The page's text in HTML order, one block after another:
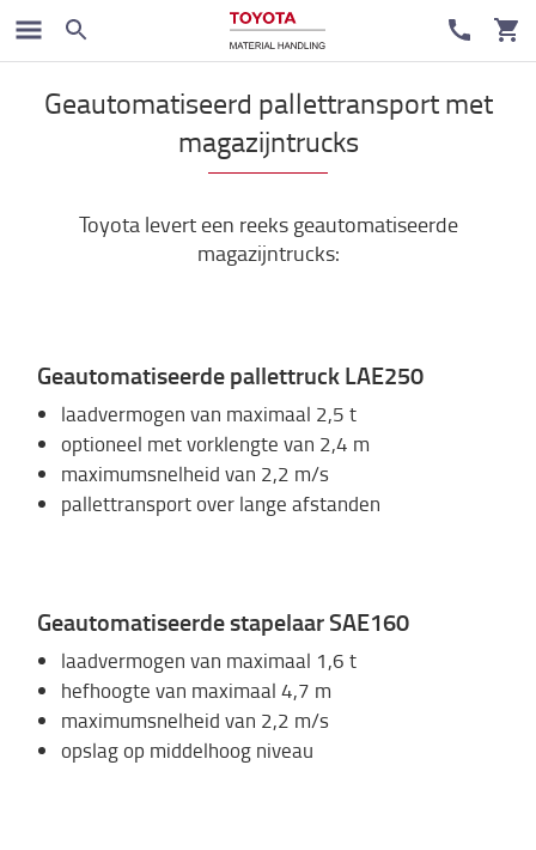
Magazijn automatisering
Geautomatiseerd pallettransport met
magazijntrucks
Toyota levert een reeks geautomatiseerde
magazijntrucks:
Geautomatiseerde pallettruck LAE250
laadvermogen van maximaal 2,5 t
optioneel met vorklengte van 2,4 m
maximumsnelheid van 2,2 m/s
pallettransport over lange afstanden
Geautomatiseerde stapelaar SAE160
laadvermogen van maximaal 1,6 t
hefhoogte van maximaal 4,7 m
maximumsnelheid van 2,2 m/s
opslag op middelhoog niveau